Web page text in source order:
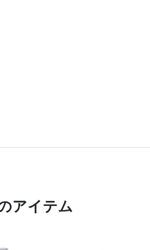
アイテム